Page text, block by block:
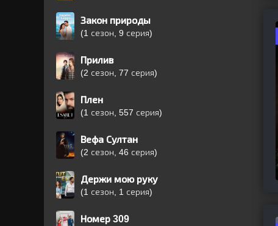
Закон природы
(1 сезон, 9 серия)
Прилив
(2 сезон, 77 серия)
Плен
(1 сезон, 557 серия)
Вефа Султан
(2 сезон, 46 серия)
Держи мою руку
(1 сезон, 1 серия)
Номер 309